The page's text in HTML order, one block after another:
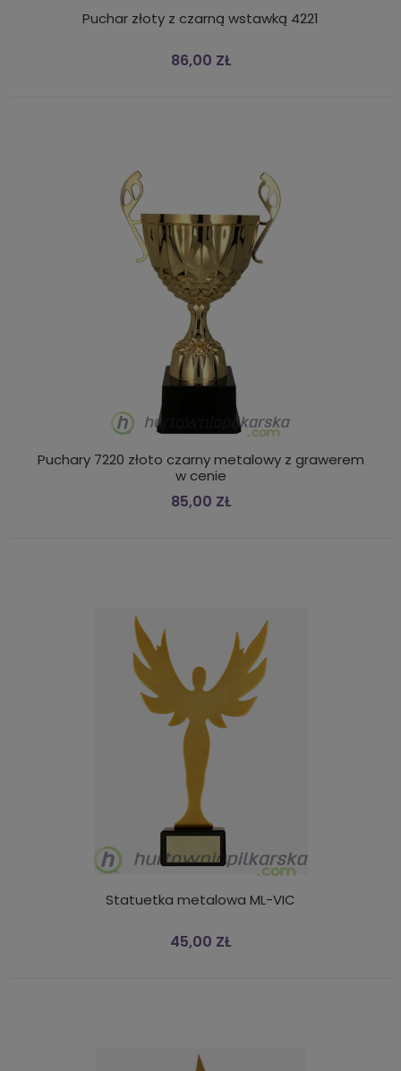
Puchar złoty z czarną wstawką 4221
86,00 ZŁ
Puchary 7220 złoto czarny metalowy z grawerem
w cenie
85,00 ZŁ
Statuetka metalowa ML-VIC
45,00 ZŁ